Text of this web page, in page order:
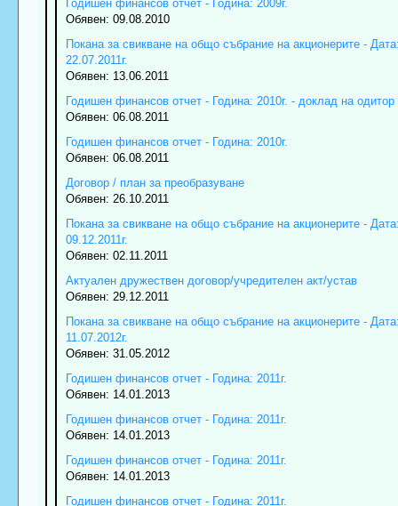
Годишен финансов отчет - Година: 2009г.
Обявен: 09.08.2010
Покана за свикване на общо събрание на акционерите -
22.07.2011г.
Обявен: 13.06.2011
Годишен финансов отчет - Година: 2010г. - доклад на одитор
Обявен: 06.08.2011
Годишен финансов отчет - Година: 2010г.
Обявен: 06.08.2011
Договор / план за преобразуване
Обявен: 26.10.2011
Покана за свикване на общо събрание на акционерите -
09.12.2011г.
Обявен: 02.11.2011
Актуален дружествен договор/учредителен акт/устав
Обявен: 29.12.2011
Покана за свикване на общо събрание на акционерите -
11.07.2012г.
Обявен: 31.05.2012
Годишен финансов отчет - Година: 2011г.
Обявен: 14.01.2013
Годишен финансов отчет - Година: 2011г.
Обявен: 14.01.2013
Годишен финансов отчет - Година: 2011г.
Обявен: 14.01.2013
Годишен финансов отчет - Година: 2011г.